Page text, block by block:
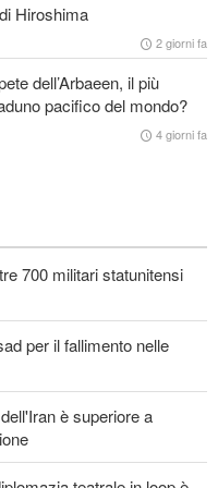
solo su noi stessi e di
per il fallimento nelle
Hiroshima
2 giorni fa
dell’Arbaeen, il più
pacifico del mondo?
4 giorni fa
700 militari statunitensi
per il fallimento nelle
è superiore a